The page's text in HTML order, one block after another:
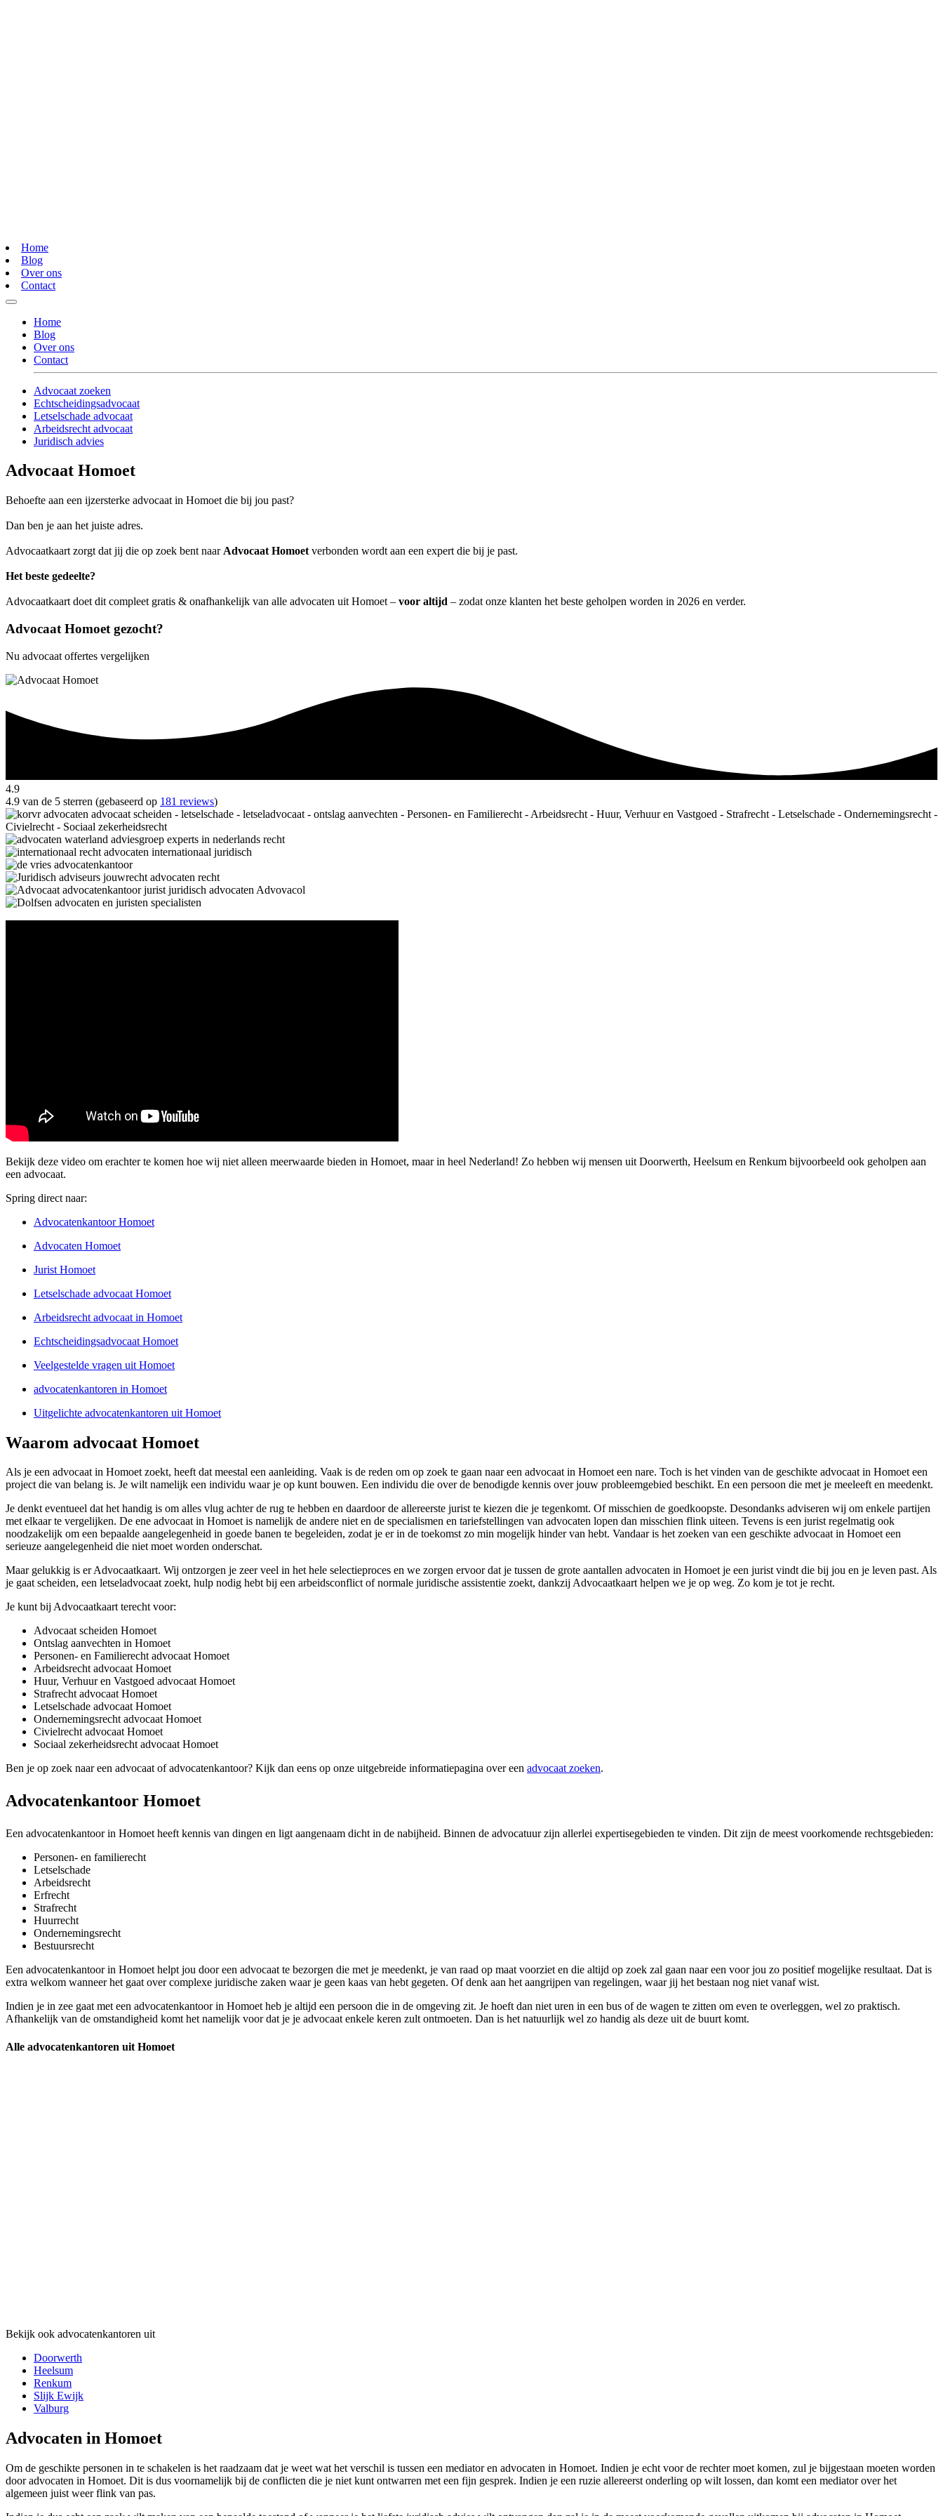
Home
Blog
Over ons
Contact
Home
Blog
Over ons
Contact
Advocaat zoeken
Echtscheidingsadvocaat
Letselschade advocaat
Arbeidsrecht advocaat
Juridisch advies
Advocaat Homoet
Behoefte aan een ijzersterke advocaat in Homoet die bij jou past?
Dan ben je aan het juiste adres.
Advocaatkaart zorgt dat jij die op zoek bent naar Advocaat Homoet verbonden wordt aan een expert die bij je past.
Het beste gedeelte?
Advocaatkaart doet dit compleet gratis & onafhankelijk van alle advocaten uit Homoet – voor altijd – zodat onze klanten het beste geholpen worden in 2026 en verder.
Advocaat Homoet gezocht?
Nu advocaat offertes vergelijken
4.9
4.9 van de 5 sterren (gebaseerd op 181 reviews)
Bekijk deze video om erachter te komen hoe wij niet alleen meerwaarde bieden in Homoet, maar in heel Nederland! Zo hebben wij mensen uit Doorwerth, Heelsum en Renkum bijvoorbeeld ook geholpen aan
een advocaat.
Spring direct naar:
Advocatenkantoor Homoet
Advocaten Homoet
Jurist Homoet
Letselschade advocaat Homoet
Arbeidsrecht advocaat in Homoet
Echtscheidingsadvocaat Homoet
Veelgestelde vragen uit Homoet
advocatenkantoren in Homoet
Uitgelichte advocatenkantoren uit Homoet
Waarom advocaat Homoet
Als je een advocaat in Homoet zoekt, heeft dat meestal een aanleiding. Vaak is de reden om op zoek te gaan naar een advocaat in Homoet een nare. Toch is het vinden van de geschikte advocaat in Homoet een
project die van belang is. Je wilt namelijk een individu waar je op kunt bouwen. Een individu die over de benodigde kennis over jouw probleemgebied beschikt. En een persoon die met je meeleeft en meedenkt.
Je denkt eventueel dat het handig is om alles vlug achter de rug te hebben en daardoor de allereerste jurist te kiezen die je tegenkomt. Of misschien de goedkoopste. Desondanks adviseren wij om enkele partijen
met elkaar te vergelijken. De ene advocaat in Homoet is namelijk de andere niet en de specialismen en tariefstellingen van advocaten lopen dan misschien flink uiteen. Tevens is een jurist regelmatig ook
noodzakelijk om een bepaalde aangelegenheid in goede banen te begeleiden, zodat je er in de toekomst zo min mogelijk hinder van hebt. Vandaar is het zoeken van een geschikte advocaat in Homoet een
serieuze aangelegenheid die niet moet worden onderschat.
Maar gelukkig is er Advocaatkaart. Wij ontzorgen je zeer veel in het hele selectieproces en we zorgen ervoor dat je tussen de grote aantallen advocaten in Homoet je een jurist vindt die bij jou en je leven past. Als
je gaat scheiden, een letseladvocaat zoekt, hulp nodig hebt bij een arbeidsconflict of normale juridische assistentie zoekt, dankzij Advocaatkaart helpen we je op weg. Zo kom je tot je recht.
Je kunt bij Advocaatkaart terecht voor:
Advocaat scheiden Homoet
Ontslag aanvechten in Homoet
Personen- en Familierecht advocaat Homoet
Arbeidsrecht advocaat Homoet
Huur, Verhuur en Vastgoed advocaat Homoet
Strafrecht advocaat Homoet
Letselschade advocaat Homoet
Ondernemingsrecht advocaat Homoet
Civielrecht advocaat Homoet
Sociaal zekerheidsrecht advocaat Homoet
Ben je op zoek naar een advocaat of advocatenkantoor? Kijk dan eens op onze uitgebreide informatiepagina over een advocaat zoeken.
Advocatenkantoor Homoet
Een advocatenkantoor in Homoet heeft kennis van dingen en ligt aangenaam dicht in de nabijheid. Binnen de advocatuur zijn allerlei expertisegebieden te vinden. Dit zijn de meest voorkomende rechtsgebieden:
Personen- en familierecht
Letselschade
Arbeidsrecht
Erfrecht
Strafrecht
Huurrecht
Ondernemingsrecht
Bestuursrecht
Een advocatenkantoor in Homoet helpt jou door een advocaat te bezorgen die met je meedenkt, je van raad op maat voorziet en die altijd op zoek zal gaan naar een voor jou zo positief mogelijke resultaat. Dat is
extra welkom wanneer het gaat over complexe juridische zaken waar je geen kaas van hebt gegeten. Of denk aan het aangrijpen van regelingen, waar jij het bestaan nog niet vanaf wist.
Indien je in zee gaat met een advocatenkantoor in Homoet heb je altijd een persoon die in de omgeving zit. Je hoeft dan niet uren in een bus of de wagen te zitten om even te overleggen, wel zo praktisch.
Afhankelijk van de omstandigheid komt het namelijk voor dat je je advocaat enkele keren zult ontmoeten. Dan is het natuurlijk wel zo handig als deze uit de buurt komt.
Alle advocatenkantoren uit Homoet
Bekijk ook advocatenkantoren uit
Doorwerth
Heelsum
Renkum
Slijk Ewijk
Valburg
Advocaten in Homoet
Om de geschikte personen in te schakelen is het raadzaam dat je weet wat het verschil is tussen een mediator en advocaten in Homoet. Indien je echt voor de rechter moet komen, zul je bijgestaan moeten worden
door advocaten in Homoet. Dit is dus voornamelijk bij de conflicten die je niet kunt ontwarren met een fijn gesprek. Indien je een ruzie allereerst onderling op wilt lossen, dan komt een mediator over het
algemeen juist weer flink van pas.